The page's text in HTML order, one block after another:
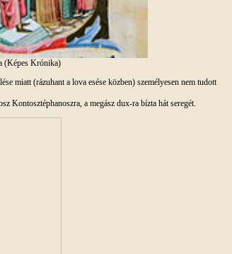
(Képes Krónika)
miatt (rázuhant a lova esése közben) személyesen nem tudott
Kontosztéphanoszra, a megász dux-ra bízta hát seregét.